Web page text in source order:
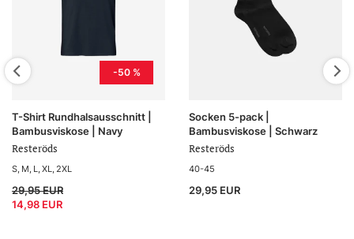
-50 %
T-Shirt Rundhalsausschnitt |
Bambusviskose | Navy
Resteröds
S M L XL 2XL
29,95 EUR
14,98 EUR
Socken 5-pack |
Bambusviskose | Schwarz
Resteröds
40-45
29,95 EUR